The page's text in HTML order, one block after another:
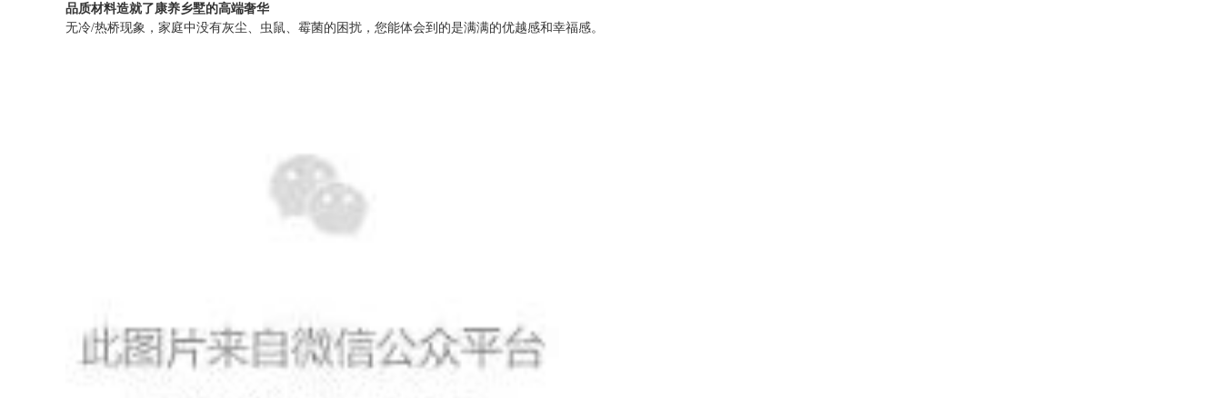
品质材料造就了康养乡墅的高端奢华
无冷/热桥现象，家庭中没有灰尘、虫鼠、霉菌的困扰，您能体会到的是满满的优越感和幸福感。